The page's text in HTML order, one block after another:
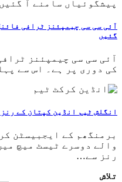
آئی سی سی چیمپئنز ٹرافی
گئیں
کی دوری پر ہے۔ اس سے پہلے 4
انگلش ٹیم انڈین کپتان کے
برمنگھم کے ایجبیسٹن
رنز سے…
تلاش